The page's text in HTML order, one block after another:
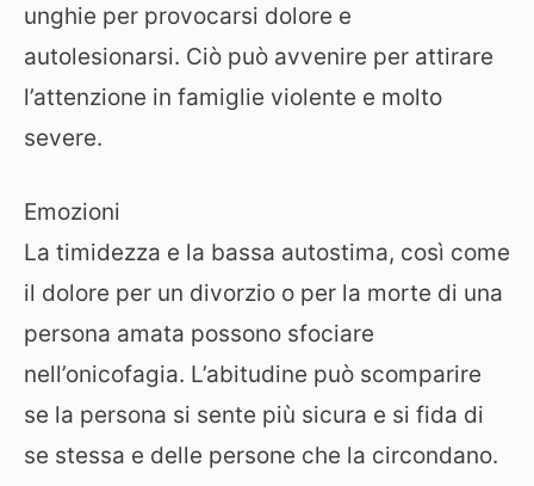
unghie per provocarsi dolore e
autolesionarsi. Ciò può avvenire per attirare
l’attenzione in famiglie violente e molto
severe.
Emozioni
La timidezza e la bassa autostima, così come
il dolore per un divorzio o per la morte di una
persona amata possono sfociare
nell’onicofagia. L’abitudine può scomparire
se la persona si sente più sicura e si fida di
se stessa e delle persone che la circondano.